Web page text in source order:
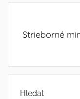
Strieborné
Hledat